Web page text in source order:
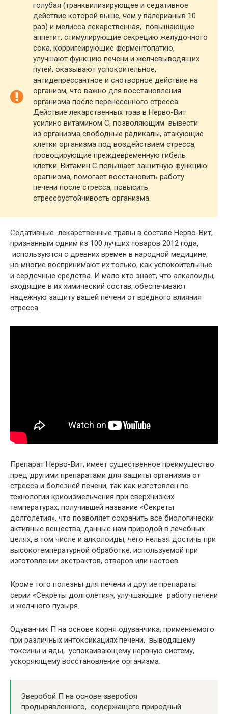
голубая (транквилизирующее и седативное
действие которой выше, чем у валерианыв 10
раз) и мелисса лекарственная, повышающие
аппетит, стимулирующие секрецию желудочного
сока, корригеирующие ферментопатию,
улучшают функцию печени и желчевыводящих
путей, оказывают успокоительное,
антидепрессантное и снотворное действие на
организм, что важно для восстановления
организма после перенесенного стресса.
Действие лекарственных трав в Нерво-Вит
усилино витамином С, позволяющим вывести
из организма свободные радикалы, атакующие
клетки организма под воздействием стресса,
провоцирующие преждевременную гибель
клетки. Витамин С повышает защитную функцию
орагнизма, помогает восстановить работу
печени после стресса, повысить
стрессоустойчивость организма.
Седативные лекарственные травы в составе Нерво-Вит,
признанным одним из 100 лучших товаров 2012 года,
используются с древних времен в народной медицине,
но многие воспринимают их только, как успокоительные
и сердечные средства. И мало кто знает, что алкалоиды,
входящие в их химический состав, обеспечивают
надежную защиту вашей печени от вредного влияния
стресса.
Препарат Нерво-Вит, имеет существенное преимущество
пред другими препаратами для защиты организма от
стресса и болезней печени, так как изготовлен по
технологии криоизмельчения при сверхнизких
температурах, получившей название «Секреты
долголетия», что позволяет сохранить все биологически
активные вещества, данные нам природой в лечебных
целях, в том числе и алколоиды, чего нельзя достичь при
высокотемпературной обработке, используемой при
изготовлении экстрактов, отваров или настоев.
Кроме того полезны для печени и другие препараты
серии «Секреты долголетия», улучшающие работу печени
и желчного пузыря.
Одуванчик П на основе корня одуванчика, применяемого
при различных интоксикациях печени, выводящему
токсины и яды, успокаивающему нервную систему,
ускоряющему восстановление организма.
Зверобой П на основе зверобоя
продырявленного, содержащего природный